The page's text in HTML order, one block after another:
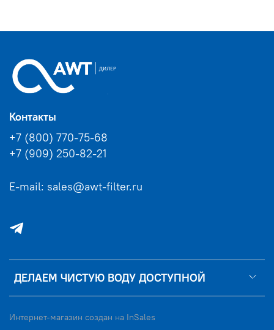
ДЕЛАЕМ ЧИСТУЮ ВОДУ ДОСТУПНОЙ
Контакты
+7 (800) 770-75-68
+7 (909) 250-82-21
E-mail: sales@awt-filter.ru
Интернет-магазин создан на InSales